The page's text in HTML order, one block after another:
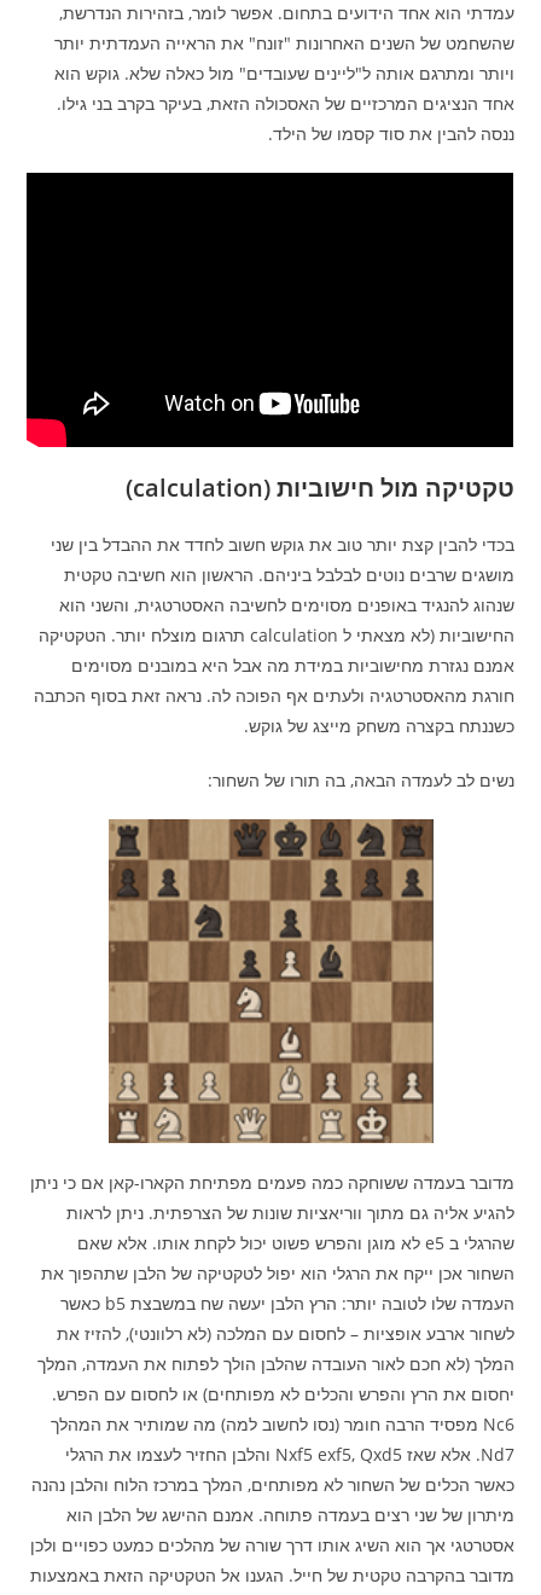
עמדתי הוא אחד הידועים בתחום. אפשר לומר, בזהירות הנדרשת,
שהשחמט של השנים האחרונות "זונח" את הראייה העמדתית יותר
ויותר ומתרגם אותה ל"ליינים שעובדים" מול כאלה שלא. גוקש הוא
אחד הנציגים המרכזיים של האסכולה הזאת, בעיקר בקרב בני גילו.
ננסה להבין את סוד קסמו של הילד.
טקטיקה מול חישוביות (calculation)
בכדי להבין קצת יותר טוב את גוקש חשוב לחדד את ההבדל בין שני
מושגים שרבים נוטים לבלבל ביניהם. הראשון הוא חשיבה טקטית
שנהוג להנגיד באופנים מסוימים לחשיבה האסטרטגית, והשני הוא
החישוביות (לא מצאתי ל calculation תרגום מוצלח יותר. הטקטיקה
אמנם נגזרת מחישוביות במידת מה אבל היא במובנים מסוימים
חורגת מהאסטרטגיה ולעתים אף הפוכה לה. נראה זאת בסוף הכתבה
כשננתח בקצרה משחק מייצג של גוקש.
נשים לב לעמדה הבאה, בה תורו של השחור:
מדובר בעמדה ששוחקה כמה פעמים מפתיחת הקארו-קאן אם כי ניתן
להגיע אליה גם מתוך ווריאציות שונות של הצרפתית. ניתן לראות
שהרגלי ב e5 לא מוגן והפרש פשוט יכול לקחת אותו. אלא שאם
השחור אכן ייקח את הרגלי הוא יפול לטקטיקה של הלבן שתהפוך את
העמדה שלו לטובה יותר: הרץ הלבן יעשה שח במשבצת b5 כאשר
לשחור ארבע אופציות – לחסום עם המלכה (לא רלוונטי), להזיז את
המלך (לא חכם לאור העובדה שהלבן הולך לפתוח את העמדה, המלך
יחסום את הרץ והפרש והכלים לא מפותחים) או לחסום עם הפרש.
Nc6 מפסיד הרבה חומר (נסו לחשוב למה) מה שמותיר את המהלך
Nd7. אלא שאז Nxf5 exf5, Qxd5 והלבן החזיר לעצמו את הרגלי
כאשר הכלים של השחור לא מפותחים, המלך במרכז הלוח והלבן נהנה
מיתרון של שני רצים בעמדה פתוחה. אמנם ההישג של הלבן הוא
אסטרטגי אך הוא השיג אותו דרך שורה של מהלכים כמעט כפויים ולכן
מדובר בהקרבה טקטית של חייל. הגענו אל הטקטיקה הזאת באמצעות